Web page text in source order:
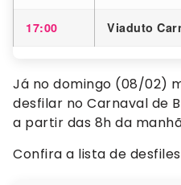
17:00 Viaduto
Já no domingo (08/02)
desfilar no Carnaval de
a partir das 8h da
Confira a lista de